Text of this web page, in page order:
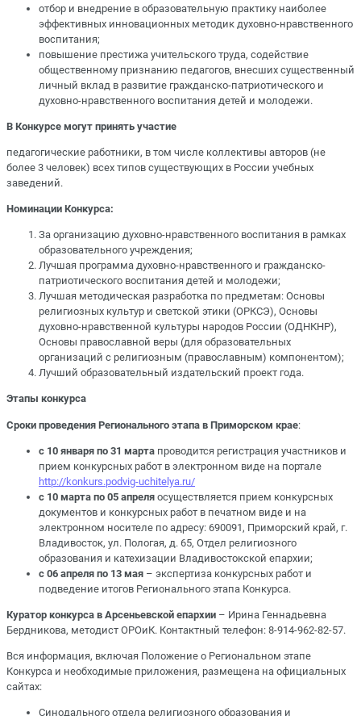
отбор и внедрение в образовательную практику наиболее
эффективных инновационных методик духовно-нравственного
воспитания;
повышение престижа учительского труда, содействие
общественному признанию педагогов, внесших существенный
личный вклад в развитие гражданско-патриотического и
духовно-нравственного воспитания детей и молодежи.
В Конкурсе могут принять участие
педагогические работники, в том числе коллективы авторов (не
более 3 человек) всех типов существующих в России учебных
заведений.
Номинации Конкурса:
За организацию духовно-нравственного воспитания в рамках
образовательного учреждения;
Лучшая программа духовно-нравственного и гражданско-
патриотического воспитания детей и молодежи;
Лучшая методическая разработка по предметам: Основы
религиозных культур и светской этики (ОРКСЭ), Основы
духовно-нравственной культуры народов России (ОДНКНР),
Основы православной веры (для образовательных
организаций с религиозным (православным) компонентом);
Лучший образовательный издательский проект года.
Этапы конкурса
Сроки проведения Регионального этапа в Приморском крае:
с 10 января по 31 марта проводится регистрация участников и
прием конкурсных работ в электронном виде на портале
http://konkurs.podvig-uchitelya.ru/
с 10 марта по 05 апреля осуществляется прием конкурсных
документов и конкурсных работ в печатном виде и на
электронном носителе по адресу: 690091, Приморский край, г.
Владивосток, ул. Пологая, д. 65, Отдел религиозного
образования и катехизации Владивостокской епархии;
с 06 апреля по 13 мая – экспертиза конкурсных работ и
подведение итогов Регионального этапа Конкурса.
Куратор конкурса в Арсеньевской епархии – Ирина Геннадьевна
Бердникова, методист ОРОиК. Контактный телефон: 8-914-962-82-57.
Вся информация, включая Положение о Региональном этапе
Конкурса и необходимые приложения, размещена на официальных
сайтах:
Синодального отдела религиозного образования и